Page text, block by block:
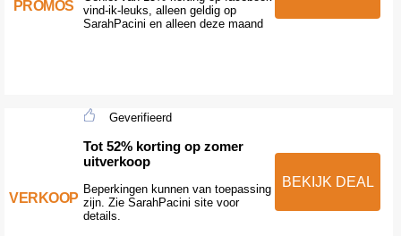
PROMOS
vind-ik-leuks, alleen geldig op
SarahPacini en alleen deze maand
VERKOOP
Geverifieerd
Tot 52% korting op zomer
uitverkoop
Beperkingen kunnen van toepassing
zijn. Zie SarahPacini site voor
details.
BEKIJK DEAL